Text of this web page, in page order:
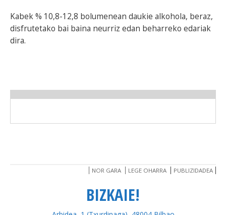
Kabek % 10,8-12,8 bolumenean daukie alkohola, beraz,
disfrutetako bai baina neurriz edan beharreko edariak
dira.
NOR GARA LEGE OHARRA PUBLIZIDADEA
BIZKAIE!